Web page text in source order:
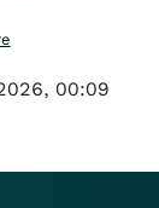
00:09